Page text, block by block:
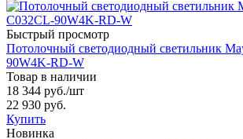
Быстрый просмотр
Потолочный светодиодный светильник
90W4K-RD-W
Товар в наличии
18 344 руб./шт
22 930 руб.
Купить
Новинка